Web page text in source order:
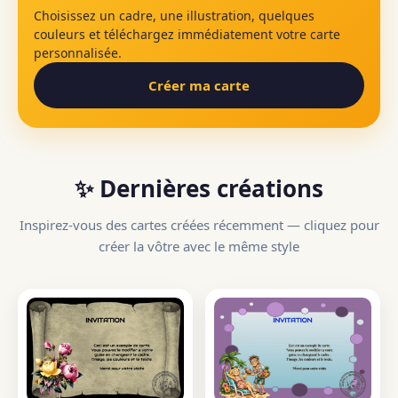
Choisissez un cadre, une illustration, quelques
couleurs et téléchargez immédiatement votre carte
personnalisée.
Créer ma carte
✨ Dernières créations
Inspirez-vous des cartes créées récemment — cliquez pour
créer la vôtre avec le même style